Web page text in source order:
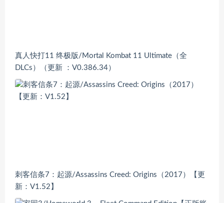
真人快打11 终极版/Mortal Kombat 11 Ultimate（全
DLCs）（更新 ：V0.386.34）
刺客信条7：起源/Assassins Creed: Origins（2017）【更
新：V1.52】